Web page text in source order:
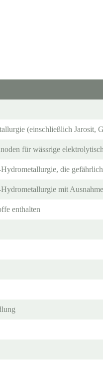
(einschließlich Jarosit,
für wässrige
die
mit
enthalten